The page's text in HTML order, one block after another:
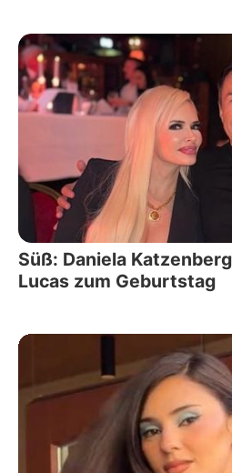
Süß: Daniela
Lucas zum Geburtstag